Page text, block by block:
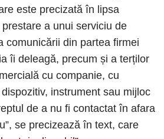
este precizată în lipsa
a unui serviciu de
comunicării din partea firmei
îi deleagă, precum și a terților
cu companie, cu
instrument sau mijloc
de a nu fi contactat în afara
se precizează în text, care